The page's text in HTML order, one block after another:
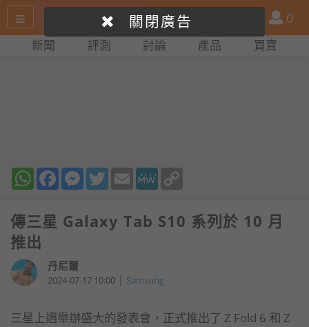
尋
產
品
比
會
員
0
新聞 評測 討論 產品 買賣
WhatsAppFacebookMessenger
TwitterEmail MeWe
傳三星 Galaxy Tab S10 系列於 10 月
推出
丹尼爾
2024-07-17 10:00 | Samsung
三星上週舉辦盛大的發表會，正式推出了 Z Fold 6 和 Z
關閉廣告